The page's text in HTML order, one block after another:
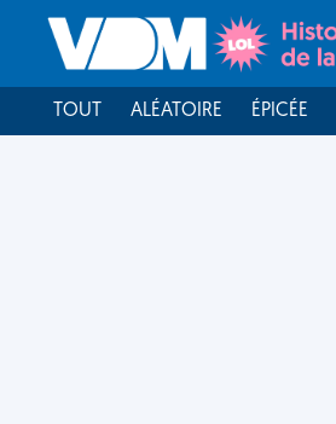
TOUT ALÉATOIRE ÉPICÉE